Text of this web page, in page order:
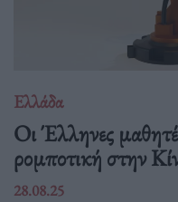
Ελλάδα
Οι Έλληνες
ρομποτική στην
28.08.25